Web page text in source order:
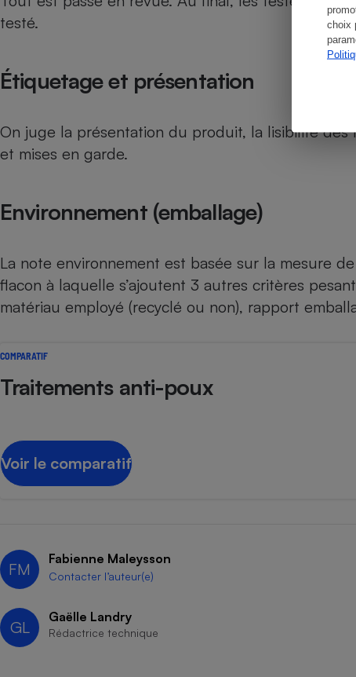
choix
testé.
Étiquetage et présentation
On juge la présentation du produit, la lisibilité des
et mises en garde.
Environnement (emballage)
La note environnement est basée sur la mesure
flacon à laquelle s’ajoutent 3 autres critères
matériau employé (recyclé ou non), rapport
COMPARATIF
Traitements anti-poux
Voir le comparatif
FM
Fabienne Maleysson
Contacter l’auteur(e)
GL
Gaëlle Landry
Rédactrice technique